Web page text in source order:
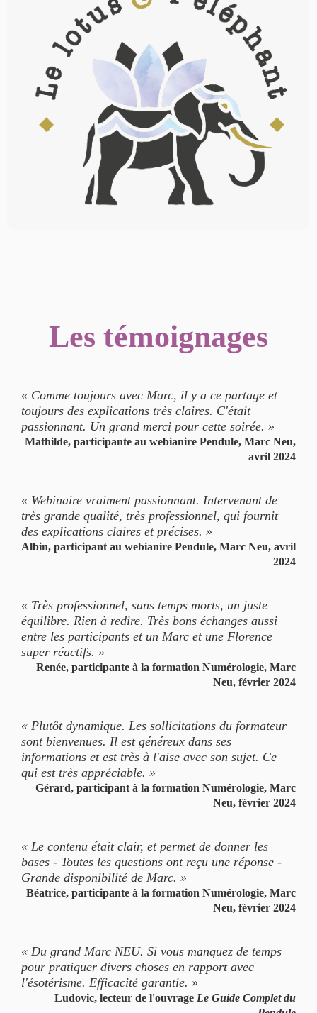
Les témoignages
« Comme toujours avec Marc, il y a ce partage et
toujours des explications très claires. C'était
passionnant. Un grand merci pour cette soirée. »
Mathilde, participante au webianire Pendule, Marc Neu,
avril 2024
« Webinaire vraiment passionnant. Intervenant de
très grande qualité, très professionnel, qui fournit
des explications claires et précises. »
Albin, participant au webianire Pendule, Marc Neu, avril
2024
« Très professionnel, sans temps morts, un juste
équilibre. Rien à redire. Très bons échanges aussi
entre les participants et un Marc et une Florence
super réactifs. »
Renée, participante à la formation Numérologie, Marc
Neu, février 2024
« Plutôt dynamique. Les sollicitations du formateur
sont bienvenues. Il est généreux dans ses
informations et est très à l'aise avec son sujet. Ce
qui est très appréciable. »
Gérard, participant à la formation Numérologie, Marc
Neu, février 2024
« Le contenu était clair, et permet de donner les
bases - Toutes les questions ont reçu une réponse -
Grande disponibilité de Marc. »
Béatrice, participante à la formation Numérologie, Marc
Neu, février 2024
« Du grand Marc NEU. Si vous manquez de temps
pour pratiquer divers choses en rapport avec
l'ésotérisme. Efficacité garantie. »
Ludovic, lecteur de l'ouvrage Le Guide Complet du